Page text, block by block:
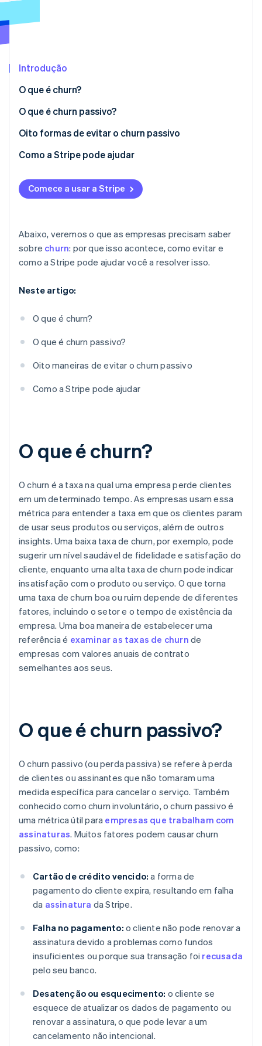
Radar
Incorporação de startups
Remoção de carbono
Identity
Stripe Sessions 2026
Veja como a Stripe está construindo a infraestrutura
Introdução
O que é churn?
O que é churn passivo?
Oito formas de evitar o churn passivo
Automatize lembretes de pagamento
Ofereça opções de pagamento flexíveis
Crie um processo de pagamento rápido e intuitivo
Priorize o gerenciamento de cobranças
Conceder um período de carência para pagamentos
Ofereça assinaturas flexíveis
Como a Stripe pode ajudar
Comece a usar a Stripe
Abaixo, veremos o que as empresas precisam saber
sobre churn: por que isso acontece, como evitar e
como a Stripe pode ajudar você a resolver isso.
Neste artigo:
O que é churn?
O que é churn passivo?
Oito maneiras de evitar o churn passivo
Como a Stripe pode ajudar
O que é churn?
O churn é a taxa na qual uma empresa perde clientes
em um determinado tempo. As empresas usam essa
métrica para entender a taxa em que os clientes param
de usar seus produtos ou serviços, além de outros
insights. Uma baixa taxa de churn, por exemplo, pode
sugerir um nível saudável de fidelidade e satisfação do
cliente, enquanto uma alta taxa de churn pode indicar
insatisfação com o produto ou serviço. O que torna
uma taxa de churn boa ou ruim depende de diferentes
fatores, incluindo o setor e o tempo de existência da
empresa. Uma boa maneira de estabelecer uma
referência é examinar as taxas de churn de
empresas com valores anuais de contrato
semelhantes aos seus.
O que é churn passivo?
O churn passivo (ou perda passiva) se refere à perda
de clientes ou assinantes que não tomaram uma
medida específica para cancelar o serviço. Também
conhecido como churn involuntário, o churn passivo é
uma métrica útil para empresas que trabalham com
assinaturas. Muitos fatores podem causar churn
passivo, como:
Cartão de crédito vencido: a forma de
pagamento do cliente expira, resultando em falha
da assinatura da Stripe.
Falha no pagamento: o cliente não pode renovar a
assinatura devido a problemas como fundos
insuficientes ou porque sua transação foi recusada
pelo seu banco.
Desatenção ou esquecimento: o cliente se
esquece de atualizar os dados de pagamento ou
renovar a assinatura, o que pode levar a um
cancelamento não intencional.